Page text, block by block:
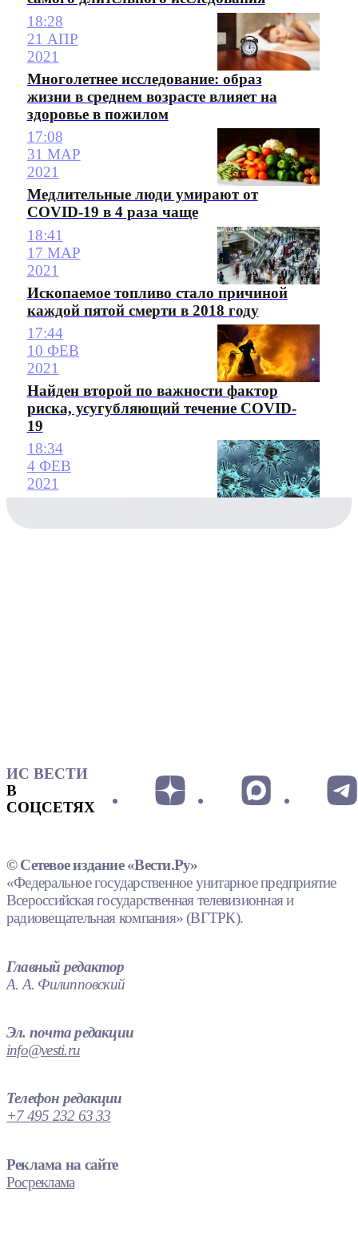
18:28
21 АПР
2021
Многолетнее исследование: образ
жизни в среднем возрасте влияет на
здоровье в пожилом
17:08
31 МАР
2021
Медлительные люди умирают от
СOVID-19 в 4 раза чаще
18:41
17 МАР
2021
Ископаемое топливо стало причиной
каждой пятой смерти в 2018 году
17:44
10 ФЕВ
2021
Найден второй по важности фактор
риска, усугубляющий течение COVID-
19
18:34
4 ФЕВ
2021
ИС ВЕСТИ
В
СОЦСЕТЯХ
© Сетевое издание «Вести.Ру»
«Федеральное государственное унитарное предприятие
Всероссийская государственная телевизионная и
радиовещательная компания» (ВГТРК).
Главный редактор
А. А. Филипповский
Эл. почта редакции
info@vesti.ru
Телефон редакции
+7 495 232 63 33
Реклама на сайте
Росреклама